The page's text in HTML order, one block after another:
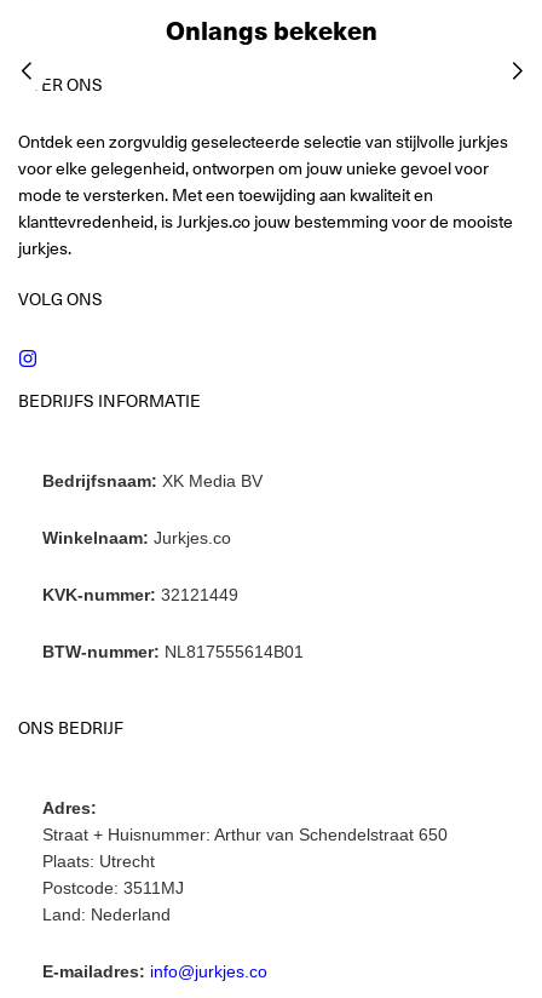
Onlangs bekeken
OVER ONS
Ontdek een zorgvuldig geselecteerde selectie van stijlvolle jurkjes
voor elke gelegenheid, ontworpen om jouw unieke gevoel voor
mode te versterken. Met een toewijding aan kwaliteit en
klanttevredenheid, is Jurkjes.co jouw bestemming voor de mooiste
jurkjes.
VOLG ONS
BEDRIJFS INFORMATIE
Bedrijfsnaam: XK Media BV
Winkelnaam: Jurkjes.co
KVK-nummer: 32121449
BTW-nummer: NL817555614B01
ONS BEDRIJF
Adres:
Straat + Huisnummer: Arthur van Schendelstraat 650
Plaats: Utrecht
Postcode: 3511MJ
Land: Nederland
E-mailadres: info@jurkjes.co